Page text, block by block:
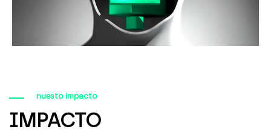
nuesto impacto
IMPACTO